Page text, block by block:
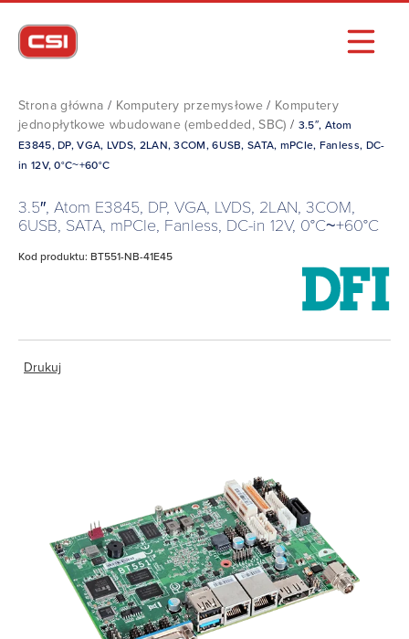
Strona główna / Komputery przemysłowe / Komputery
jednopłytkowe wbudowane (embedded, SBC) / 3.5″, Atom
E3845, DP, VGA, LVDS, 2LAN, 3COM, 6USB, SATA, mPCIe, Fanless, DC-
in 12V, 0°C~+60°C
3.5″, Atom E3845, DP, VGA, LVDS, 2LAN, 3COM,
6USB, SATA, mPCIe, Fanless, DC-in 12V, 0°C~+60°C
Kod produktu: BT551-NB-41E45
Drukuj